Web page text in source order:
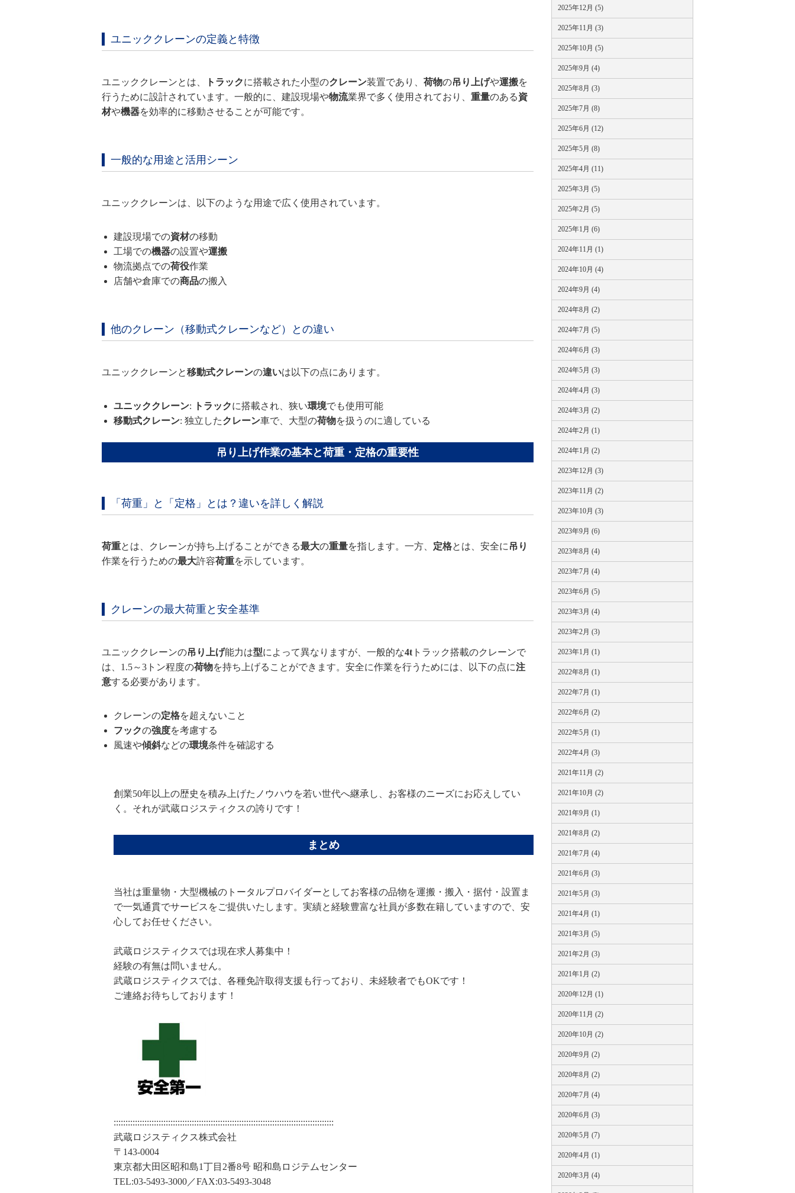
ユニッククレーンの定義と特徴
ユニッククレーンとは、 トラックに搭載された小型のクレーン装置であり、 荷物の吊り上げや運搬を
行うために設計されています。一般的に、建設現場や物流業界で多く使用されており、 重量のある資
材や機器を効率的に移動させることが可能です。
一般的な用途と活用シーン
ユニッククレーンは、以下のような用途で広く使用されています。
建設現場での資材の移動
工場での機器の設置や運搬
物流拠点での荷役作業
店舗や倉庫での商品の搬入
他のクレーン（移動式クレーンなど）との違い
ユニッククレーンと移動式クレーンの違いは以下の点にあります。
ユニッククレーン: トラックに搭載され、狭い環境でも使用可能
移動式クレーン: 独立したクレーン車で、大型の荷物を扱うのに適している
吊り上げ作業の基本と荷重・定格の重要性
「荷重」と「定格」とは？違いを詳しく解説
荷重とは、クレーンが持ち上げることができる最大の重量を指します。一方、 定格とは、安全に 吊り
作業を行うための最大許容荷重を示しています。
クレーンの最大荷重と安全基準
ユニッククレーンの吊り上げ能力は型によって異なりますが、一般的な4t トラック搭載のクレーンで
は、1.5～3トン程度の荷物を持ち上げることができます。安全に作業を行うためには、以下の点に注
意する必要があります。
クレーンの定格を超えないこと
フックの強度を考慮する
風速や傾斜などの環境条件を確認する
創業50年以上の歴史を積み上げたノウハウを若い世代へ継承し、お客様のニーズにお応えしてい
く。それが武蔵ロジスティクスの誇りです！
まとめ
当社は重量物・大型機械のトータルプロバイダーとしてお客様の品物を運搬・搬入・据付・設置ま
で一気通貫でサービスをご提供いたします。実績と経験豊富な社員が多数在籍していますので、安
心してお任せください。
武蔵ロジスティクスでは現在求人募集中！
経験の有無は問いません。
武蔵ロジスティクスでは、各種免許取得支援も行っており、未経験者でもOKです！
ご連絡お待ちしております！
:::::::::::::::::::::::::::::::::::::::::::::::::::::::::::::::::::::::::::::::::::::::::::::
武蔵ロジスティクス株式会社
〒143-0004
東京都大田区昭和島1丁目2番8号 昭和島ロジテムセンター
TEL:03-5493-3000／FAX:03-5493-3048
2025年12月 (5)
2025年11月 (3)
2025年10月 (5)
2025年9月 (4)
2025年8月 (3)
2025年7月 (8)
2025年6月 (12)
2025年5月 (8)
2025年4月 (11)
2025年3月 (5)
2025年2月 (5)
2025年1月 (6)
2024年11月 (1)
2024年10月 (4)
2024年9月 (4)
2024年8月 (2)
2024年7月 (5)
2024年6月 (3)
2024年5月 (3)
2024年4月 (3)
2024年3月 (2)
2024年2月 (1)
2024年1月 (2)
2023年12月 (3)
2023年11月 (2)
2023年10月 (3)
2023年9月 (6)
2023年8月 (4)
2023年7月 (4)
2023年6月 (5)
2023年3月 (4)
2023年2月 (3)
2023年1月 (1)
2022年8月 (1)
2022年7月 (1)
2022年6月 (2)
2022年5月 (1)
2022年4月 (3)
2021年11月 (2)
2021年10月 (2)
2021年9月 (1)
2021年8月 (2)
2021年7月 (4)
2021年6月 (3)
2021年5月 (3)
2021年4月 (1)
2021年3月 (5)
2021年2月 (3)
2021年1月 (2)
2020年12月 (1)
2020年11月 (2)
2020年10月 (2)
2020年9月 (2)
2020年8月 (2)
2020年7月 (4)
2020年6月 (3)
2020年5月 (7)
2020年4月 (1)
2020年3月 (4)